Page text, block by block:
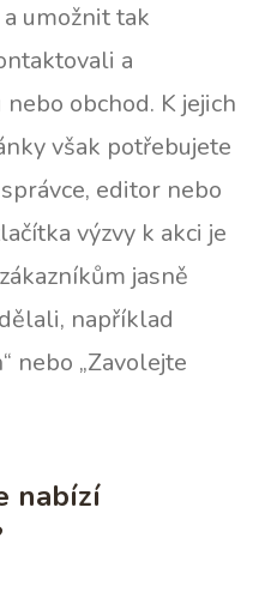
umožnit tak
a
obchod. K jejich
však potřebujete
editor nebo
výzvy k akci je
jasně
například
nebo „Zavolejte
nabízí